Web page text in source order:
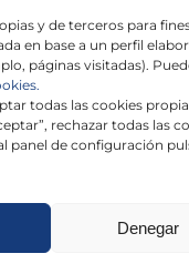
y de terceros para
en base a un perfil
páginas visitadas).
todas las cookies
rechazar todas las
panel de configuración
Denegar
He leído y acepto la